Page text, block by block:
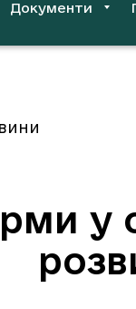
Документи
у